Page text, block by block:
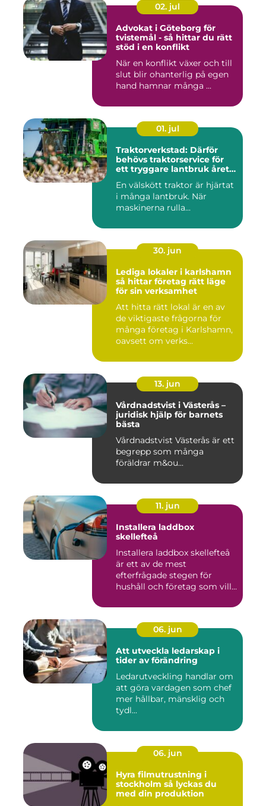
02. jul
Advokat i Göteborg för
tvistemål - så hittar du rätt
stöd i en konflikt
När en konflikt växer och till
slut blir ohanterlig på egen
hand hamnar många ...
01. jul
Traktorverkstad: Därför
behövs traktorservice för
ett tryggare lantbruk året
En välskött traktor är hjärtat
i många lantbruk. När
maskinerna rulla...
30. jun
Lediga lokaler i karlshamn
så hittar företag rätt läge
för sin verksamhet
Att hitta rätt lokal är en av
de viktigaste frågorna för
många företag i Karlshamn,
oavsett om verks...
13. jun
Vårdnadstvist i Västerås –
juridisk hjälp för barnets
bästa
Vårdnadstvist Västerås är ett
begrepp som många
föräldrar m&ou...
11. jun
Installera laddbox
skellefteå
Installera laddbox skellefteå
är ett av de mest
efterfrågade stegen för
hushåll och företag som vill...
06. jun
Att utveckla ledarskap i
tider av förändring
Ledarutveckling handlar om
att göra vardagen som chef
mer hållbar, mänsklig och
tydl...
06. jun
Hyra filmutrustning i
stockholm så lyckas du
med din produktion